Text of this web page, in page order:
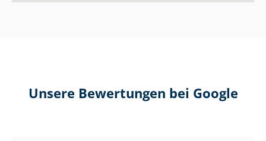
Unsere Bewertungen bei Google